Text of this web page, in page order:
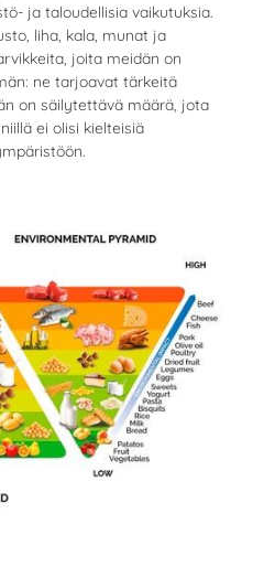
ja taloudellisia vaikutuksia.
liha, kala, munat ja
joita meidän on
ne tarjoavat tärkeitä
on säilytettävä määrä, jota
ei olisi kielteisiä